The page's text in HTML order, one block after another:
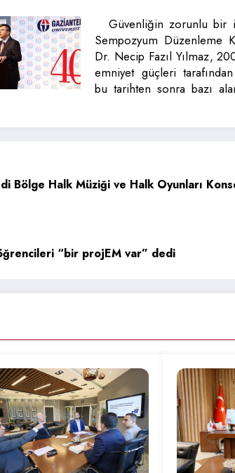
Güvenliğin zorunlu bir
Sempozyum Düzenleme
Dr. Necip Fazıl Yılmaz,
emniyet güçleri
bu tarihten sonra bazı
Bölge Halk Müziği ve Halk Oyunları
Gaziantep Üniversitesi’nin yenilikçi öğrencileri “bir projEM var” dedi